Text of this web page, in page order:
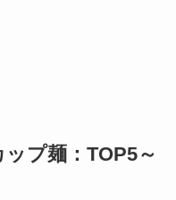
プ麺：TOP5～